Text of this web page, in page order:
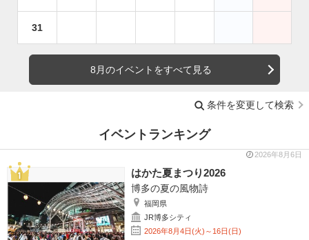
31
8月のイベントをすべて見る
条件を変更して検索
イベントランキング
2026年8月6日
はかた夏まつり2026
博多の夏の風物詩
福岡県
JR博多シティ
2026年8月4日(火)～16日(日)